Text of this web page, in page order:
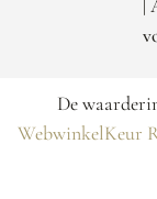
|
De
WebwinkelKeur